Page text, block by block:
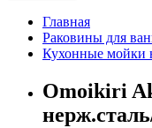
Главная
Раковины для
Кухонные мойки
Omoikiri